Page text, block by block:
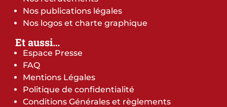
Nos publications légales
Nos logos et charte graphique
Et aussi…
Espace Presse
FAQ
Mentions Légales
Politique de confidentialité
Conditions Générales et règlements